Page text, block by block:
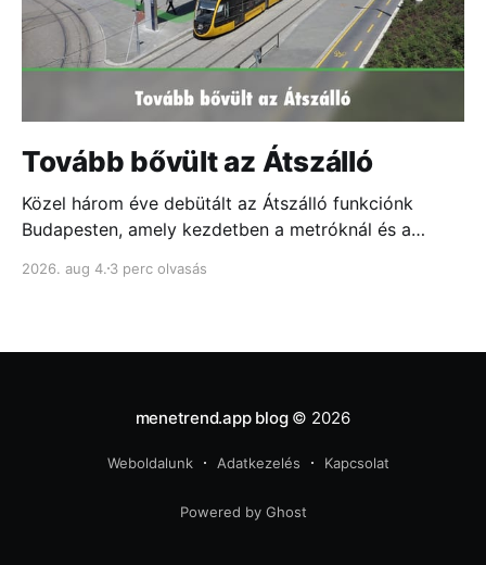
Tovább bővült az Átszálló
Közel három éve debütált az Átszálló funkciónk
Budapesten, amely kezdetben a metróknál és a
ajtóhoz állj a leggyorsabb átszállás érdekében...
2026. aug 4. 3 perc olvasás
menetrend.app blog© 2026
Weboldalunk Adatkezelés Kapcsolat
Powered by Ghost